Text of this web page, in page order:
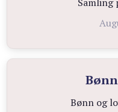
Bønn og